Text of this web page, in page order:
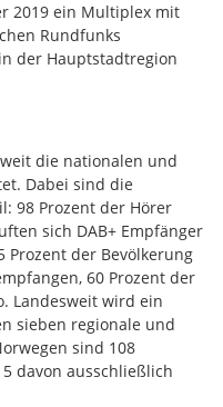
2019 ein Multiplex mit
Rundfunks
der Hauptstadtregion
die nationalen und
Dabei sind die
98 Prozent der Hörer
sich DAB+ Empfänger
Prozent der Bevölkerung
60 Prozent der
Landesweit wird ein
sieben regionale und
sind 108
davon ausschließlich